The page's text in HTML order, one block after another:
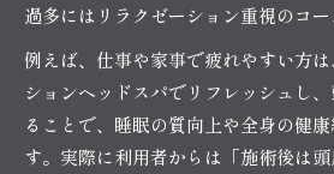
過多にはリラクゼーション重視のコー
例えば、仕事や家事で疲れやすい方
ションヘッドスパでリフレッシュし
ることで、睡眠の質向上や全身の健
す。実際に利用者からは「施術後は